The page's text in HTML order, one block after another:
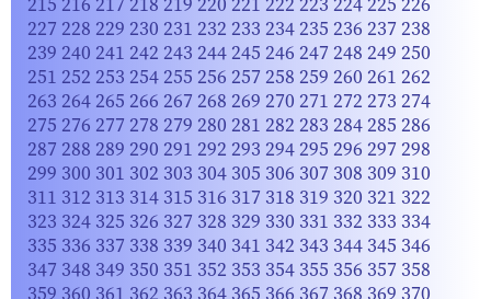
215 216 217 218 219 220 221 222 223 224225 226
227 228 229 230 231 232 233 234 235 236 237238
239 240 241 242 243 244 245 246 247 248 249 250
251 252 253 254 255 256 257 258 259 260 261 262
263 264 265 266 267 268 269 270 271 272 273 274
275 276 277 278 279 280 281 282 283 284285 286
287 288 289 290 291 292 293 294 295 296 297298
299 300 301 302 303 304 305 306 307 308 309 310
311 312 313 314 315 316 317 318 319 320 321 322
323 324 325 326 327 328 329 330 331 332 333 334
335 336 337 338 339 340 341 342 343 344 345 346
347 348 349 350 351 352 353 354 355 356 357 358